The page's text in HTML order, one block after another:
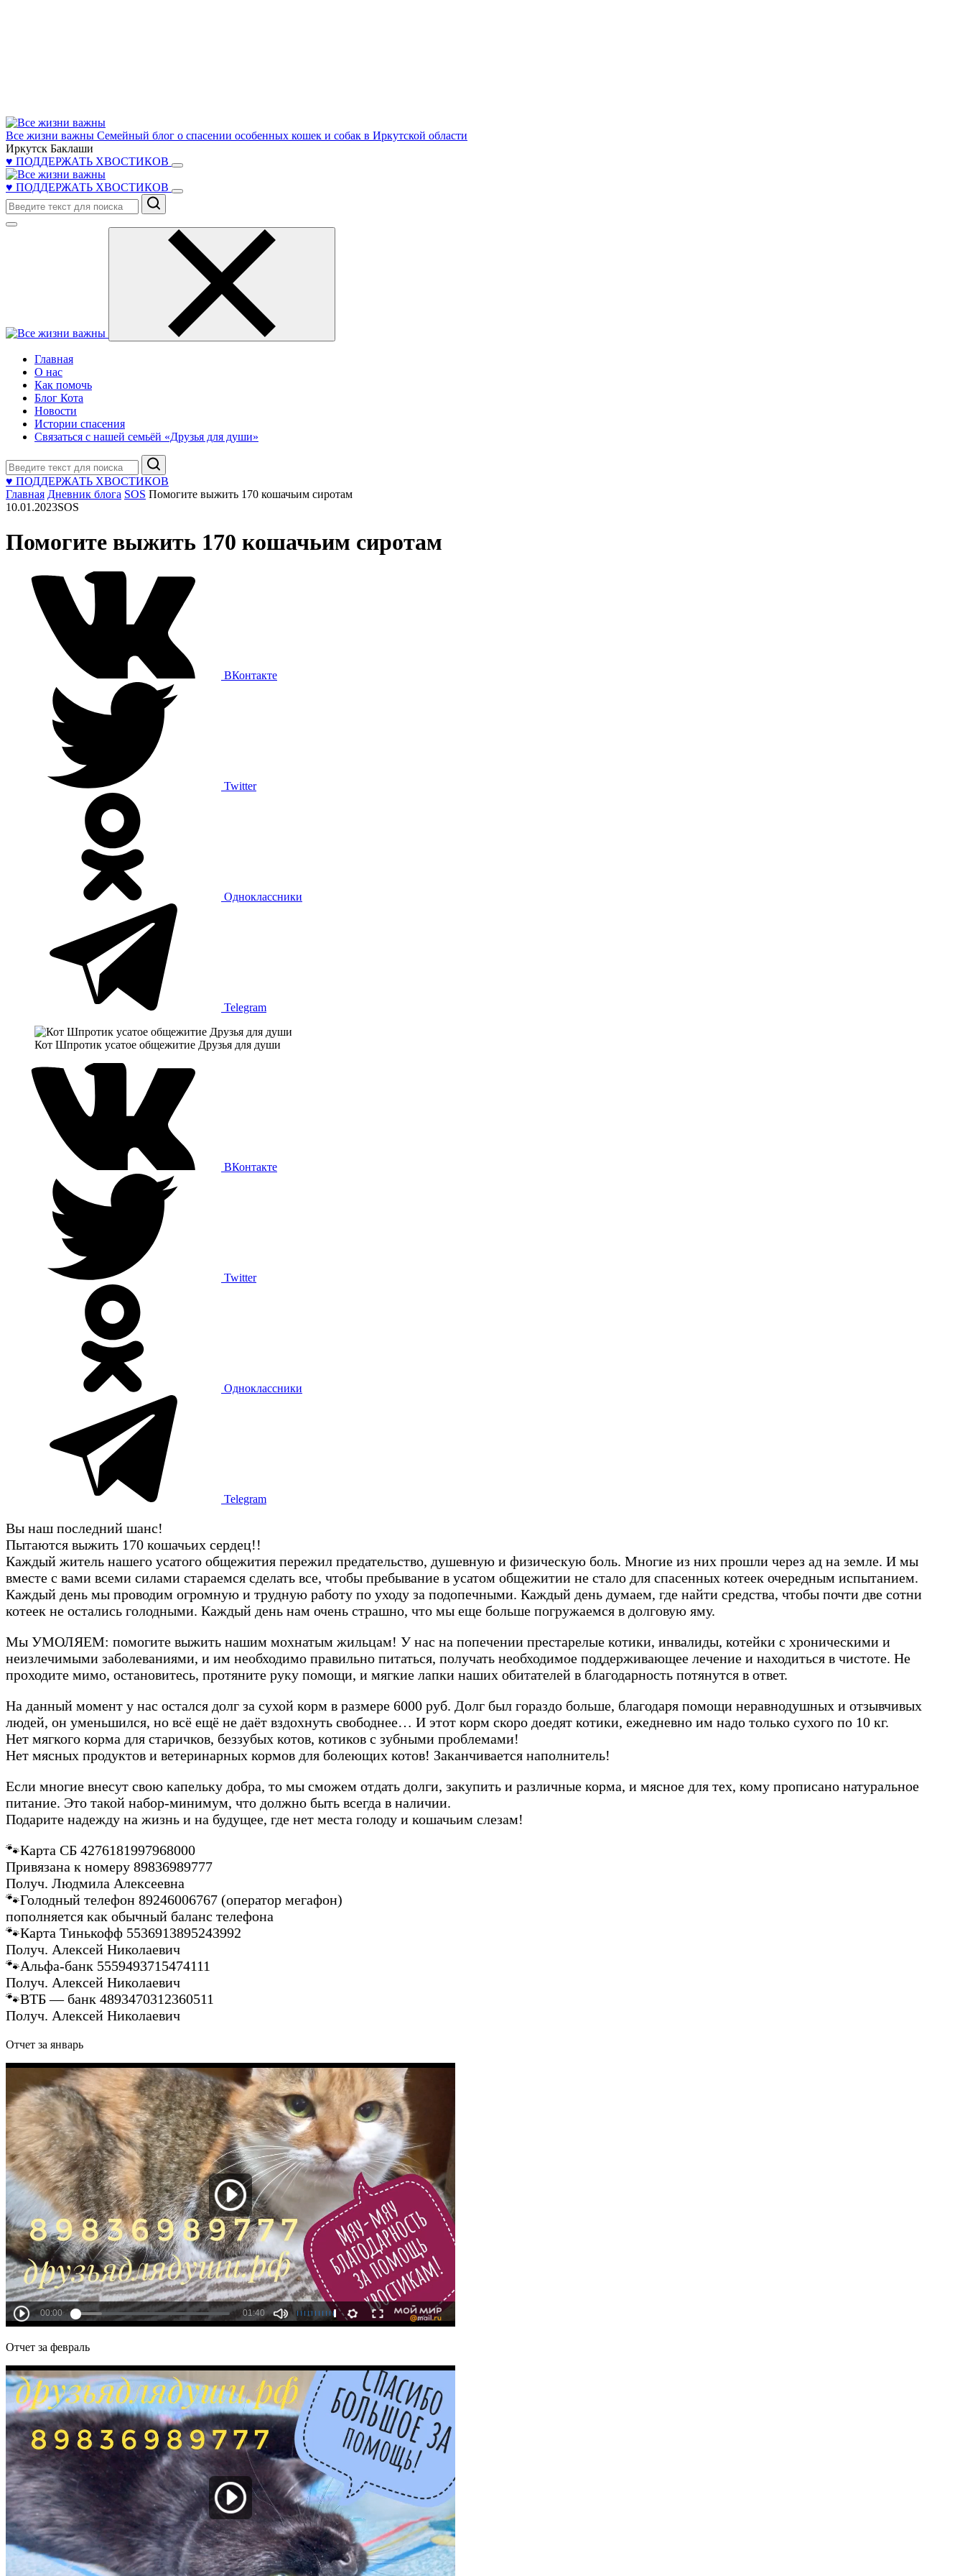
Все жизни важны Семейный блог о спасении особенных кошек и собак в Иркутской области
Иркутск Баклаши
♥ ПОДДЕРЖАТЬ ХВОСТИКОВ
♥ ПОДДЕРЖАТЬ ХВОСТИКОВ
Поиск
Главная
О нас
Как помочь
Блог Кота
Новости
Истории спасения
Связаться с нашей семьёй «Друзья для души»
Поиск
♥ ПОДДЕРЖАТЬ ХВОСТИКОВ
Главная Дневник блога SOS Помогите выжить 170 кошачьим сиротам
10.01.2023SOS
Помогите выжить 170 кошачьим сиротам
ВКонтакте
Twitter
Одноклассники
Telegram
Кот Шпротик усатое общежитие Друзья для души
ВКонтакте
Twitter
Одноклассники
Telegram
Вы наш последний шанс!
Пытаются выжить 170 кошачьих сердец!!
Каждый житель нашего усатого общежития пережил предательство, душевную и физическую боль. Многие из них прошли через ад на земле. И мы
вместе с вами всеми силами стараемся сделать все, чтобы пребывание в усатом общежитии не стало для спасенных котеек очередным испытанием.
Каждый день мы проводим огромную и трудную работу по уходу за подопечными. Каждый день думаем, где найти средства, чтобы почти две сотни
котеек не остались голодными. Каждый день нам очень страшно, что мы еще больше погружаемся в долговую яму.
Мы УМОЛЯЕМ: помогите выжить нашим мохнатым жильцам! У нас на попечении престарелые котики, инвалиды, котейки с хроническими и
неизлечимыми заболеваниями, и им необходимо правильно питаться, получать необходимое поддерживающее лечение и находиться в чистоте. Не
проходите мимо, остановитесь, протяните руку помощи, и мягкие лапки наших обитателей в благодарность потянутся в ответ.
На данный момент у нас остался долг за сухой корм в размере 6000 руб. Долг был гораздо больше, благодаря помощи неравнодушных и отзывчивых
людей, он уменьшился, но всё ещё не даёт вздохнуть свободнее… И этот корм скоро доедят котики, ежедневно им надо только сухого по 10 кг.
Нет мягкого корма для старичков, беззубых котов, котиков с зубными проблемами!
Нет мясных продуктов и ветеринарных кормов для болеющих котов! Заканчивается наполнитель!
Если многие внесут свою капельку добра, то мы сможем отдать долги, закупить и различные корма, и мясное для тех, кому прописано натуральное
питание. Это такой набор-минимум, что должно быть всегда в наличии.
Подарите надежду на жизнь и на будущее, где нет места голоду и кошачьим слезам!
🐾Карта СБ 4276181997968000
Привязана к номеру 89836989777
Получ. Людмила Алексеевна
🐾Голодный телефон 89246006767 (оператор мегафон)
пополняется как обычный баланс телефона
🐾Карта Тинькофф 5536913895243992
Получ. Алексей Николаевич
🐾Альфа-банк 5559493715474111
Получ. Алексей Николаевич
🐾ВТБ — банк 4893470312360511
Получ. Алексей Николаевич
Отчет за январь
Отчет за февраль